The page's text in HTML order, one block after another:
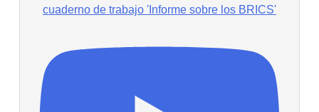
cuaderno de trabajo 'Informe sobre los BRICS'